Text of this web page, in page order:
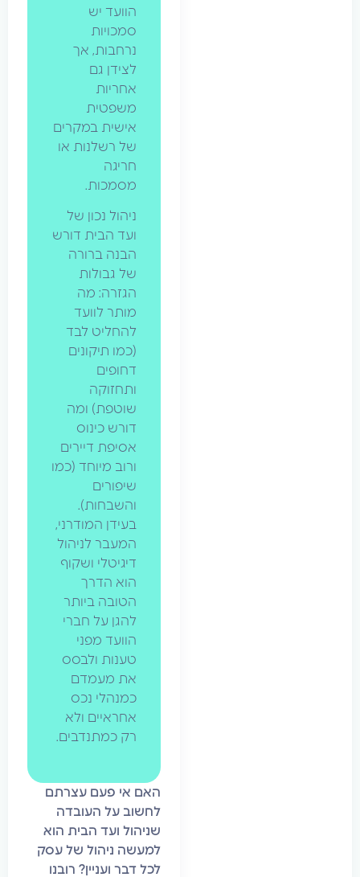
אישית במקרים
של רשלנות או
ניהול נכון של
ועד הבית דורש
הבנה ברורה
להחליט לבד
(כמו תיקונים
שוטפת) ומה
אסיפת דיירים
ורוב מיוחד (כמו
בעידן המודרני,
המעבר לניהול
דיגיטלי ושקוף
הטובה ביותר
להגן על חברי
טענות ולבסס
את מעמדם
כמנהלי נכס
אחראיים ולא
רק כמתנדבים.
האם אי פעם עצרתם
לחשוב על העובדה
שניהול ועד הבית הוא
למעשה ניהול של עסק
לכל דבר ועניין? רובנו